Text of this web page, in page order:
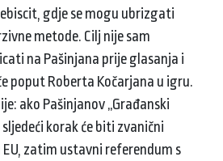
gdje se mogu ubrizgati
metode. Cilj nije sam
na Pašinjana prije glasanja i
poput Roberta Kočarjana u igru.
ako Pašinjanov „Građanski
korak će biti zvanični
zatim ustavni referendum s